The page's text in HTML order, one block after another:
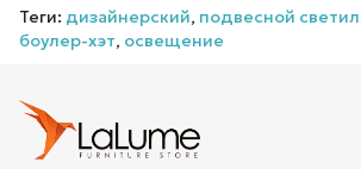
Теги: дизайнерский, подвесной
боулер-хэт, освещение